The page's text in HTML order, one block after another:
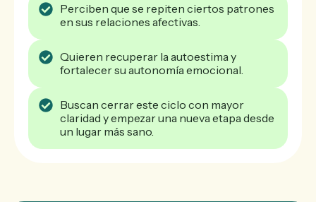
Perciben que se repiten ciertos patrones
en sus relaciones afectivas.
Quieren recuperar la autoestima y
fortalecer su autonomía emocional.
Buscan cerrar este ciclo con mayor
claridad y empezar una nueva etapa desde
un lugar más sano.